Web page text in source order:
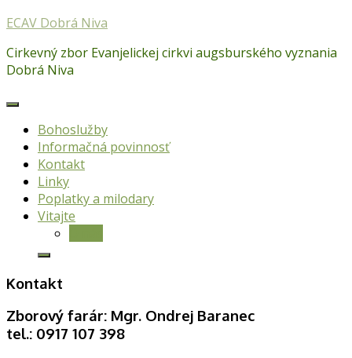
ECAV Dobrá Niva
Cirkevný zbor Evanjelickej cirkvi augsburského vyznania
Dobrá Niva
Bohoslužby
Informačná povinnosť
Kontakt
Linky
Poplatky a milodary
Vitajte
Kontakt
Zborový farár: Mgr. Ondrej Baranec
tel.: 0917 107 398